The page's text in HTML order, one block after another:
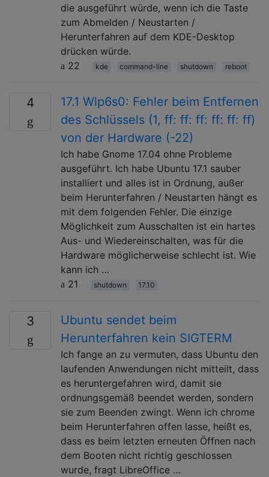
die ausgeführt würde, wenn ich die Taste
zum Abmelden / Neustarten /
Herunterfahren auf dem KDE-Desktop
drücken würde.
22
kde command-line shutdown reboot
4
17.1 Wlp6s0: Fehler beim Entfernen
des Schlüssels (1, ff: ff: ff: ff: ff: ff)
von der Hardware (-22)
Ich habe Gnome 17.04 ohne Probleme
ausgeführt. Ich habe Ubuntu 17.1 sauber
installiert und alles ist in Ordnung, außer
beim Herunterfahren / Neustarten hängt es
mit dem folgenden Fehler. Die einzige
Möglichkeit zum Ausschalten ist ein hartes
Aus- und Wiedereinschalten, was für die
Hardware möglicherweise schlecht ist. Wie
kann ich …
21
shutdown 17.10
3
Ubuntu sendet beim
Herunterfahren kein SIGTERM
Ich fange an zu vermuten, dass Ubuntu den
laufenden Anwendungen nicht mitteilt, dass
es heruntergefahren wird, damit sie
ordnungsgemäß beendet werden, sondern
sie zum Beenden zwingt. Wenn ich chrome
beim Herunterfahren offen lasse, heißt es,
dass es beim letzten erneuten Öffnen nach
dem Booten nicht richtig geschlossen
wurde, fragt LibreOffice …